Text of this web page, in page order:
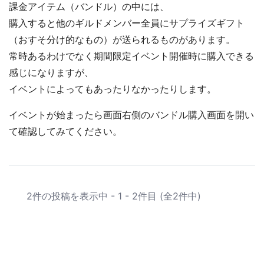
課金アイテム（バンドル）の中には、
購入すると他のギルドメンバー全員にサプライズギフト
（おすそ分け的なもの）が送られるものがあります。
常時あるわけでなく期間限定イベント開催時に購入できる
感じになりますが、
イベントによってもあったりなかったりします。
イベントが始まったら画面右側のバンドル購入画面を開い
て確認してみてください。
2件の投稿を表示中 - 1 - 2件目 (全2件中)